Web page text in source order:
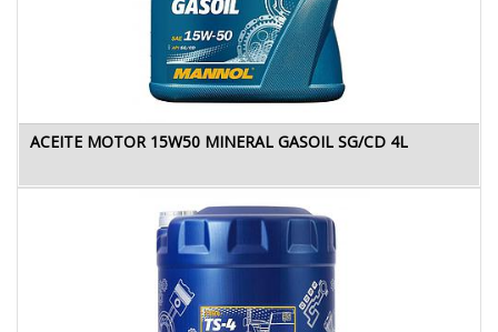
ACEITE MOTOR 15W50 MINERAL GASOIL SG/CD 4L